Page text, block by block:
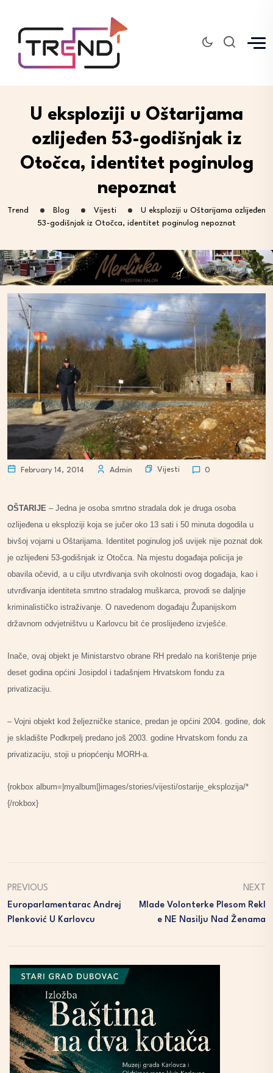
U eksploziji u Oštarijama
ozlijeđen 53-godišnjak iz
Otočca, identitet poginulog
nepoznat
Trend Blog Vijesti
U eksploziji u Oštarijama ozlijeđen
53-godišnjak iz Otočca, identitet poginulog nepoznat
February 14, 2014 Admin Vijesti 0
OŠTARIJE – Jedna je osoba smrtno stradala dok je druga osoba
ozlijeđena u eksploziji koja se jučer oko 13 sati i 50 minuta dogodila u
bivšoj vojarni u Oštarijama. Identitet poginulog još uvijek nije poznat dok
je ozlijeđeni 53-godišnjak iz Otočca. Na mjestu događaja policija je
obavila očevid, a u cilju utvrđivanja svih okolnosti ovog događaja, kao i
utvrđivanja identiteta smrtno stradalog muškarca, provodi se daljnje
kriminalističko istraživanje. O navedenom događaju Županijskom
državnom odvjetništvu u Karlovcu bit će proslijeđeno izvješće.
Inače, ovaj objekt je Ministarstvo obrane RH predalo na korištenje prije
deset godina općini Josipdol i tadašnjem Hrvatskom fondu za
privatizaciju.
– Vojni objekt kod željezničke stanice, predan je općini 2004. godine, dok
je skladište Podkrpelj predano još 2003. godine Hrvatskom fondu za
privatizaciju, stoji u priopćenju MORH-a.
{rokbox album=|myalbum|}images/stories/vijesti/ostarije_eksplozija/*
{/rokbox}
PREVIOUS
Europarlamentarac Andrej
Plenković U Karlovcu
NEXT
Mlade Volonterke Plesom Rekl
E NE Nasilju Nad Ženama